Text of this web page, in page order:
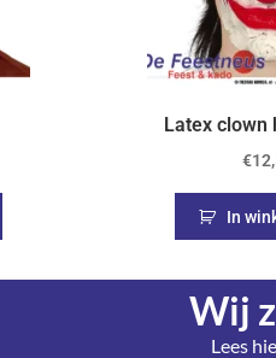
Latex
€
In
Wij
Lees